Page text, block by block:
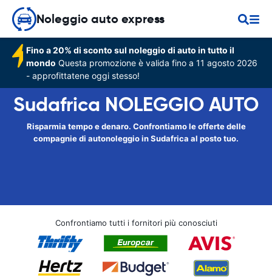
Noleggio auto express
Fino a 20% di sconto sul noleggio di auto in tutto il
mondo Questa promozione è valida fino a 11 agosto 2026
- approfittatene oggi stesso!
Sudafrica NOLEGGIO AUTO
Risparmia tempo e denaro. Confrontiamo le offerte delle
compagnie di autonoleggio in Sudafrica al posto tuo.
Confrontiamo tutti i fornitori più conosciuti